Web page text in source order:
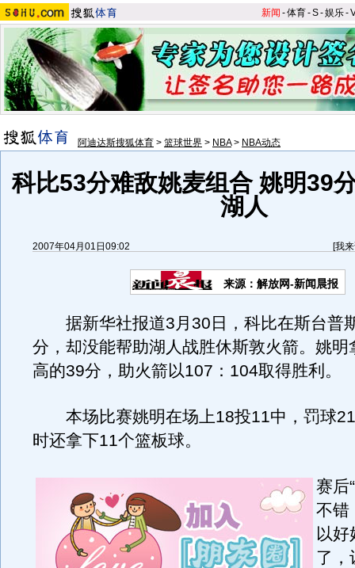
新闻 -体育-S-娱乐-
阿迪达斯搜狐体育 > 篮球世界 > NBA> NBA动态
科比53分难敌姚麦组合 姚明39
湖人
2007年04月01日09:02 [我
来源：解放网-新闻晨报
据新华社报道3月30日，科比在斯台普
分，却没能帮助湖人战胜休斯敦火箭。姚明
高的39分，助火箭以107：104取得胜利。
本场比赛姚明在场上18投11中，罚球
时还拿下11个篮板球。
赛后
不错
以好
了，